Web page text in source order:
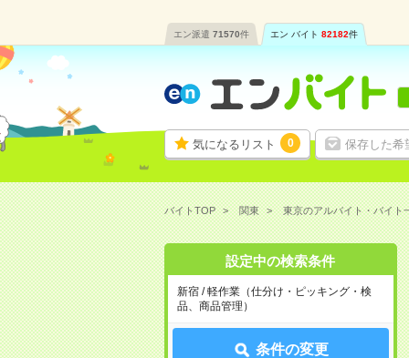
エン派遣 71570件 エン バイト 82182件
気になるリスト 0 保存した希
バイトTOP 関東 東京のアルバイト・バイト
設定中の検索条件
新宿 / 軽作業（仕分け・ピッキング・検
品、商品管理）
条件の変更